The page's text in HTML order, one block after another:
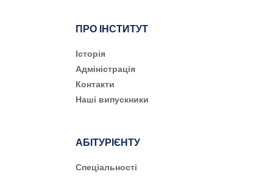
ПРО ІНСТИТУТ
Історія
Адміністрація
Контакти
Наші випускники
АБІТУРІЄНТУ
Cпеціальності